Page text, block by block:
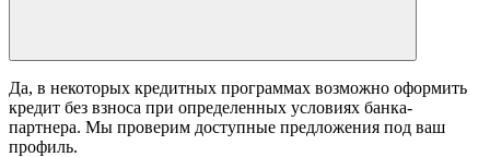
Да, в некоторых кредитных программах возможно оформить
кредит без взноса при определенных условиях банка-
партнера. Мы проверим доступные предложения под ваш
профиль.